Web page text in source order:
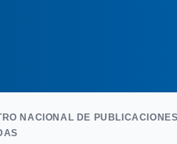
NACIONAL DE PUBLICACIONES